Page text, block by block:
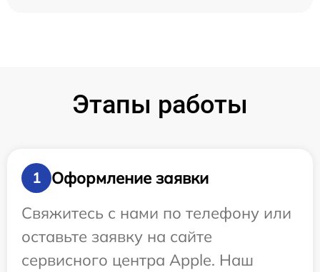
Этапы работы
1
Оформление заявки
Свяжитесь с нами по телефону или
оставьте заявку на сайте
сервисного центра Apple. Наш